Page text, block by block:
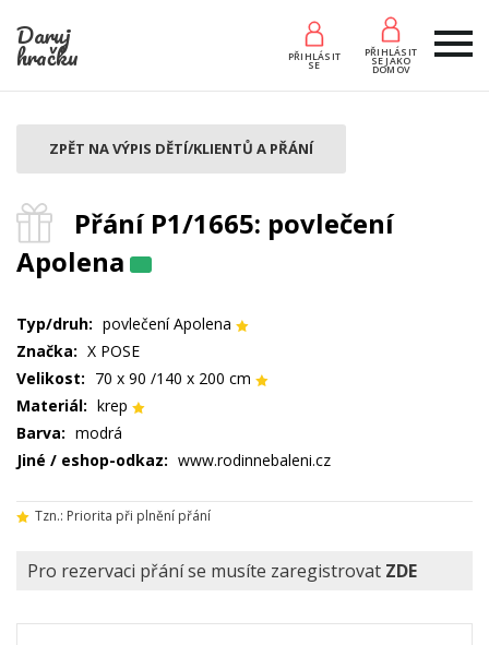
Daruj
hračku PŘIHLÁSIT
SE
PŘIHLÁSIT
SE JAKO
DOMOV
Přání P1/1665: povlečení
Apolena
ZPĚT NA VÝPIS DĚTÍ/KLIENTŮ A PŘÁNÍ
Typ/druh: povlečení Apolena
Značka: X POSE
Velikost: 70 x 90 /140 x 200 cm
Materiál: krep
Barva: modrá
Jiné / eshop-odkaz: www.rodinnebaleni.cz
Tzn.: Priorita při plnění přání
Pro rezervaci přání se musíte zaregistrovat ZDE